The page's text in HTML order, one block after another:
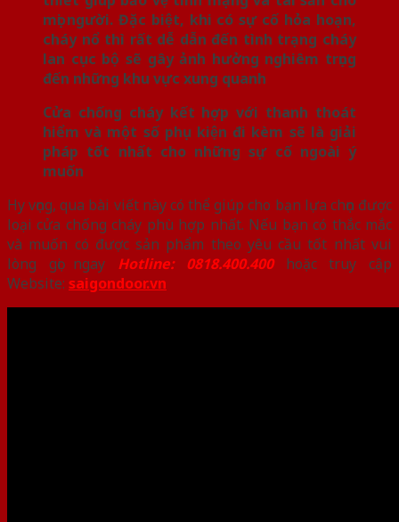
mọi người. Đặc biệt, khi có sự cố hỏa hoạn,
cháy nổ thì rất dễ dẫn đến tình trạng cháy
lan cục bộ sẽ gây ảnh hưởng nghiêm trọng
đến những khu vực xung quanh
Cửa chống cháy kết hợp với thanh thoát
hiểm và một số phụ kiện đi kèm sẽ là giải
pháp tốt nhất cho những sự cố ngoài ý
muốn
Hy vọng, qua bài viết này có thể giúp cho bạn lựa chọn được
loại cửa chống cháy phù hợp nhất. Nếu bạn có thắc mắc
và muốn có được sản phẩm theo yêu cầu tốt nhất vui
lòng gọi ngay Hotline: 0818.400.400hoặc truy cập
Website: saigondoor.vn